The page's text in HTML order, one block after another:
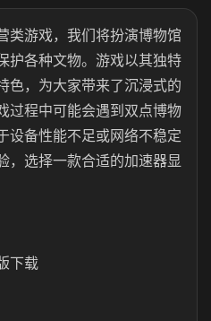
类游戏，我们将扮演博物馆
护各种文物。游戏以其独特
色，为大家带来了沉浸式的
过程中可能会遇到双点博物
设备性能不足或网络不稳定
，选择一款合适的加速器显
下载